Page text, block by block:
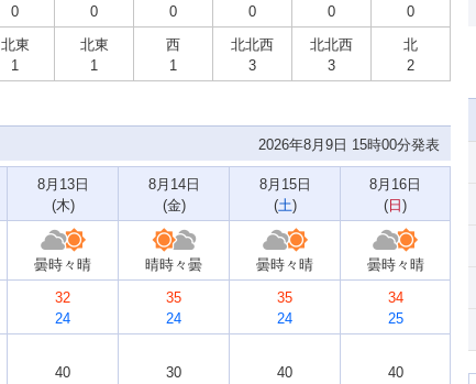
0 0 0 0 0
0
北東
1
北東
1
西
1
北北西
3
北北西
3
北
2
2026年8月9日 15時00分発表
8月13日
(木)
8月14日
(金)
8月15日
(土)
8月16日
( 日 )
曇時々晴 晴時々曇 曇時々晴
曇時々晴
32
24
35
24
35
24
34
25
40 30 40 40